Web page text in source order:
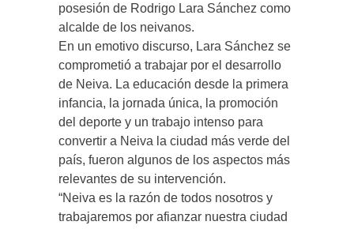
posesión de Rodrigo Lara Sánchez como
alcalde de los neivanos.
En un emotivo discurso, Lara Sánchez se
comprometió a trabajar por el desarrollo
de Neiva. La educación desde la primera
infancia, la jornada única, la promoción
del deporte y un trabajo intenso para
convertir a Neiva la ciudad más verde del
país, fueron algunos de los aspectos más
relevantes de su intervención.
“Neiva es la razón de todos nosotros y
trabajaremos por afianzar nuestra ciudad